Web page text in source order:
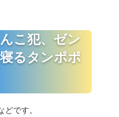
こ犯、ゼン
るタンポポ
です。